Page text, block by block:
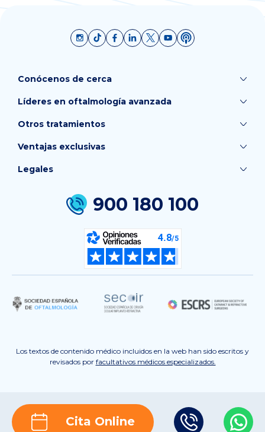
Conócenos de cerca
Líderes en oftalmología avanzada
Otros tratamientos
Ventajas exclusivas
900 180 100
Legales
Los textos de contenido médico incluidos en la web han sido escritos y
revisados por facultativos médicos especializados.
Cita Online